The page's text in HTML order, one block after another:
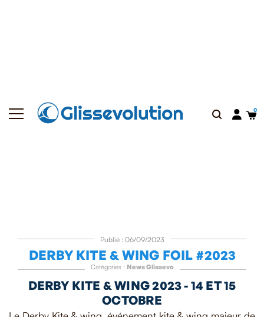
Publié : 06/09/2023
DERBY KITE & WING FOIL #2023
Catégories : News Glissevo
DERBY KITE & WING 2023 - 14 ET 15
OCTOBRE